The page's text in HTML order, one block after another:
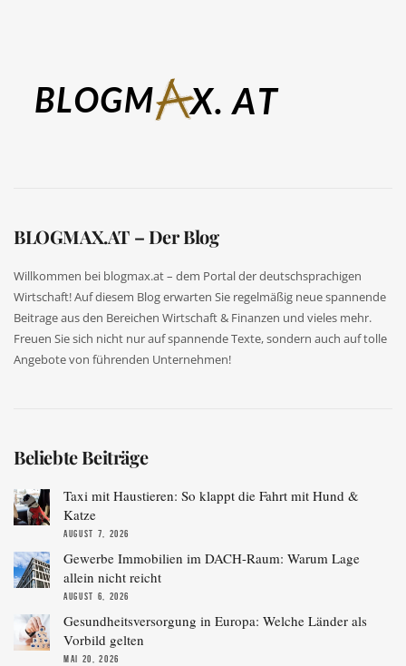
BLOGMAX.AT – Der Blog
Willkommen bei blogmax.at – dem Portal der deutschsprachigen
Wirtschaft! Auf diesem Blog erwarten Sie regelmäßig neue spannende
Beitrage aus den Bereichen Wirtschaft & Finanzen und vieles mehr.
Freuen Sie sich nicht nur auf spannende Texte, sondern auch auf tolle
Angebote von führenden Unternehmen!
Beliebte Beiträge
Taxi mit Haustieren: So klappt die Fahrt mit Hund &
Katze
AUGUST 7, 2026
Gewerbe Immobilien im DACH-Raum: Warum Lage
allein nicht reicht
AUGUST 6, 2026
Gesundheitsversorgung in Europa: Welche Länder als
Vorbild gelten
MAI 20, 2026